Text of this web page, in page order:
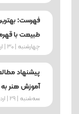
فهرست:
طبیعت با
چهارشنبه | 30 | اردیبهشت | 1405
پیشنهاد
آموزش هنر به
ﺳﻪشنبه | 29 | اردیبهشت | 1405